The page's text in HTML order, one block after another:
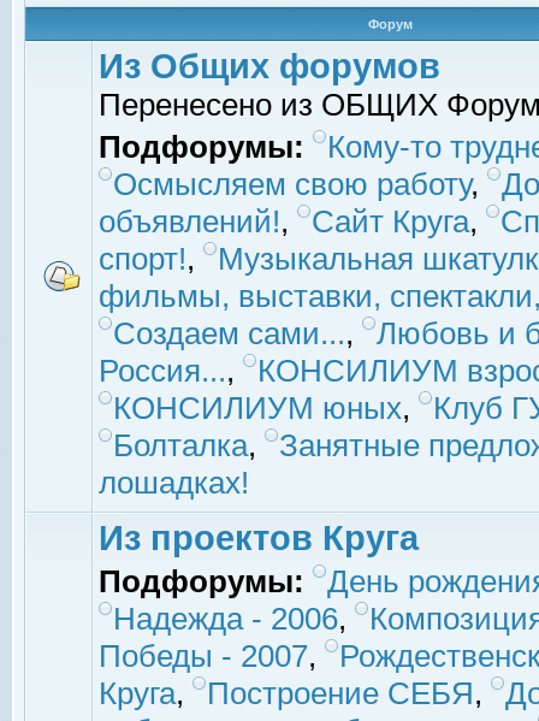
Форум
Из Общих форумов
Перенесено из ОБЩИХ
Подфорумы:
Кому-то
Осмысляем свою работу,
объявлений!, Сайт Круга,
спорт!,
Музыкальная
фильмы, выставки,
Создаем сами...,
Любовь и
Россия...,
КОНСИЛИУМ
КОНСИЛИУМ юных,
Клуб
Болталка,
Занятные
лошадках!
Из проектов Круга
Подфорумы:
День
Надежда - 2006,
Победы - 2007,
Круга, Построение СЕБЯ,